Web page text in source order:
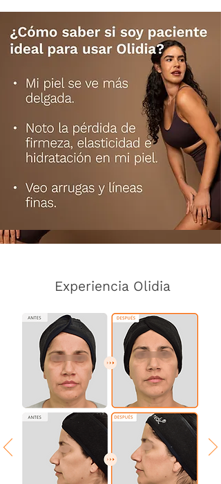
Experiencia Olidia